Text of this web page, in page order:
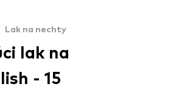
Lak na nechty
lak na
- 15